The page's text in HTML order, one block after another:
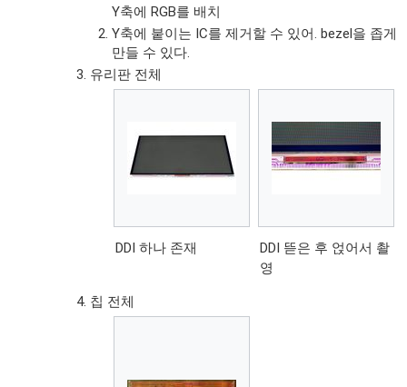
Y축에 RGB를 배치
Y축에 붙이는 IC를 제거할 수 있어. bezel을 좁게
만들 수 있다.
유리판 전체
DDI 하나 존재
DDI 뜯은 후 얹어서 촬
영
칩 전체